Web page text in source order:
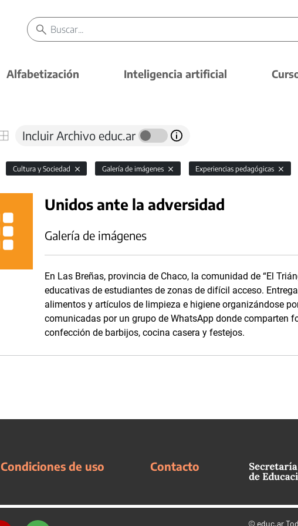
Alfabetización Inteligencia artificial
Incluir Archivo educ.ar
Cultura y Sociedad Galería de imágenes Experiencias pedagógicas
Unidos ante la adversidad
Galería de imágenes
En Las Breñas, provincia de Chaco, la comunidad de “El
educativas de estudiantes de zonas de difícil acceso.
alimentos y artículos de limpieza e higiene organizándose
comunicadas por un grupo de WhatsApp donde comparten
confección de barbijos, cocina casera y festejos.
Condiciones de uso Contacto
© educ.ar